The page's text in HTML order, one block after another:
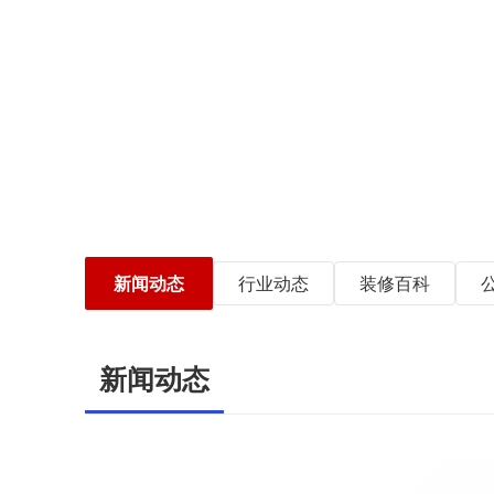
新闻动态 行业动态 装修百科
新闻动态